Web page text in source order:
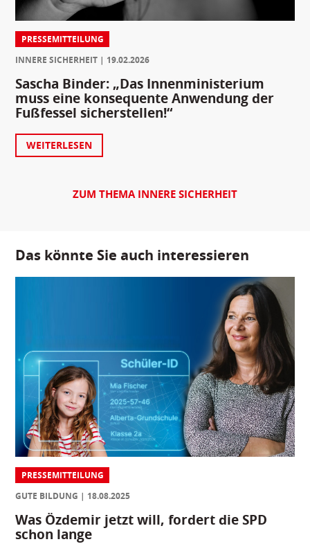
PRESSEMITTEILUNG
INNERE SICHERHEIT
19.02.2026
Sascha Binder: „Das Innenministerium
muss eine konsequente Anwendung der
Fußfessel sicherstellen!“
WEITERLESEN
ZUM THEMA INNERE SICHERHEIT
Das könnte Sie auch interessieren
PRESSEMITTEILUNG
GUTE BILDUNG
18.08.2025
Was Özdemir jetzt will, fordert die SPD
schon lange